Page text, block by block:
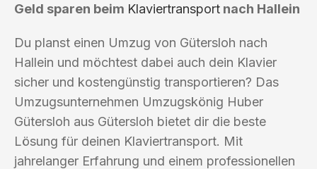
Geld sparen beim Klaviertransport nach Hallein
Du planst einen Umzug von Gütersloh nach
Hallein und möchtest dabei auch dein Klavier
sicher und kostengünstig transportieren? Das
Umzugsunternehmen Umzugskönig Huber
Gütersloh aus Gütersloh bietet dir die beste
Lösung für deinen Klaviertransport. Mit
jahrelanger Erfahrung und einem professionellen